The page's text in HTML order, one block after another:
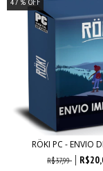
RÖKI PC - ENVIO
R$37,99